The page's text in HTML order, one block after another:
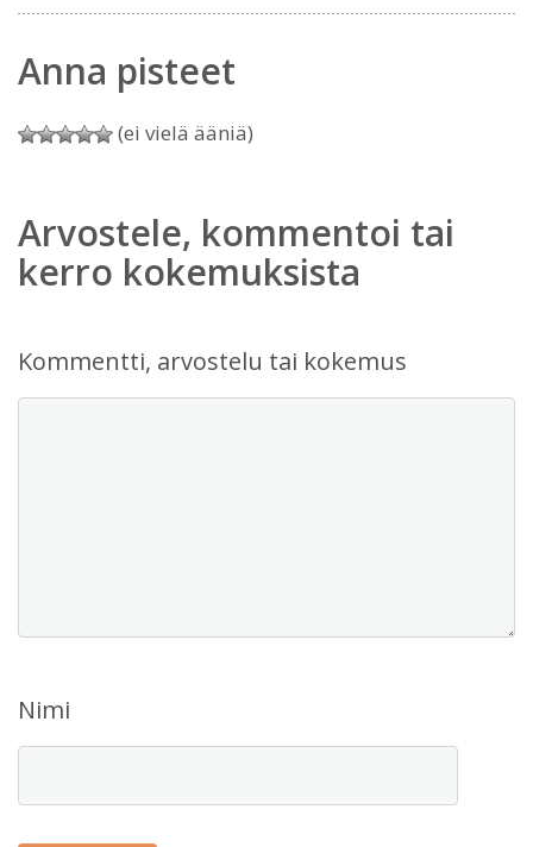
Anna pisteet
(ei vielä ääniä)
Arvostele, kommentoi tai
kerro kokemuksista
Kommentti, arvostelu tai kokemus
Nimi